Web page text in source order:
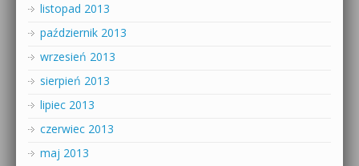
listopad 2013
październik 2013
wrzesień 2013
sierpień 2013
lipiec 2013
czerwiec 2013
maj 2013